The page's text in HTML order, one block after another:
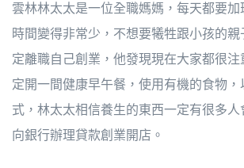
雲林林太太是一位全職媽媽，每天都要
時間變得非常少，不想要犧牲跟小孩的
定離職自己創業，他發現現在大家都很
定開一間健康早午餐，使用有機的食物
式，林太太相信養生的東西一定有很多
向銀行辦理貸款創業開店。